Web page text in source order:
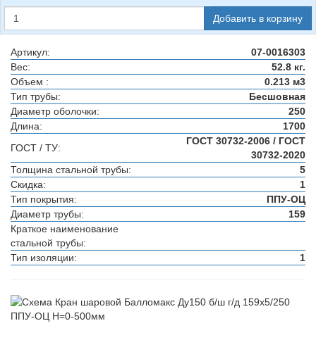
Добавить в корзину
Артикул:
07-0016303
Вес:
52.8 кг.
Объем :
0.213 м3
Тип трубы:
Бесшовная
Диаметр оболочки:
250
Длина:
1700
ГОСТ / ТУ:
ГОСТ 30732-2006 / ГОСТ
30732-2020
Толщина стальной трубы:
5
Скидка:
1
Тип покрытия:
ППУ-ОЦ
Диаметр трубы:
159
Краткое наименование
стальной трубы:
Тип изоляции:
1